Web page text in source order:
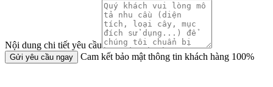
Nội dung chi tiết yêu cầu
Gửi yêu cầu ngay Cam kết bảo mật thông tin khách hàng 100%